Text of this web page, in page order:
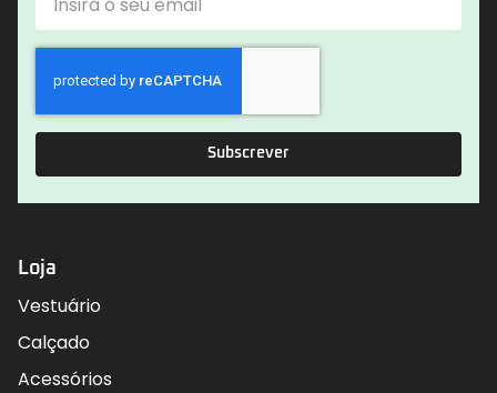
Subscrever
Loja
Vestuário
Calçado
Acessórios